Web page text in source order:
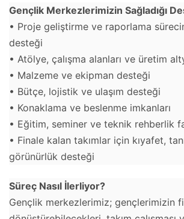
Gençlik Merkezlerimizin Sağladığı
• Proje geliştirme ve raporlama
desteği
• Atölye, çalışma alanları ve üretim
• Malzeme ve ekipman desteği
• Bütçe, lojistik ve ulaşım desteği
• Konaklama ve beslenme imkanları
• Eğitim, seminer ve teknik rehberlik
• Finale kalan takımlar için kıyafet,
görünürlük desteği
Süreç Nasıl İlerliyor?
Gençlik merkezlerimiz; gençlerimizin